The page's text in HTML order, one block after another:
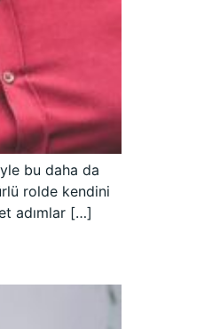
bu daha da
rolde kendini
adımlar […]